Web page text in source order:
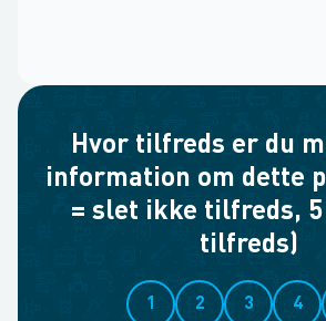
Hvor tilfreds er du
information om dette
= slet ikke tilfreds, 5
tilfreds)
1 2 3 4